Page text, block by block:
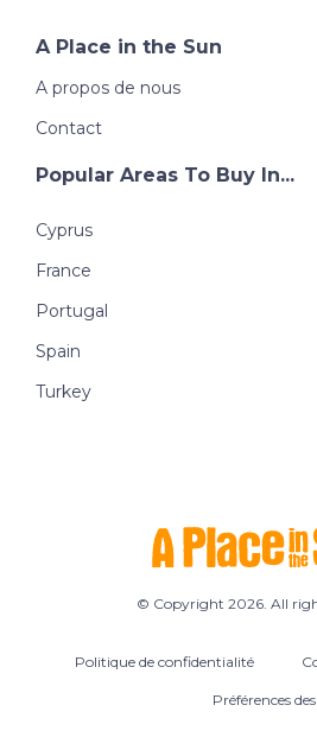
A Place in the Sun
A propos de nous
Contact
Popular Areas To Buy In...
Cyprus
France
Portugal
Spain
Turkey
© Copyright 2026. All
Politique de confidentialité
Préférences